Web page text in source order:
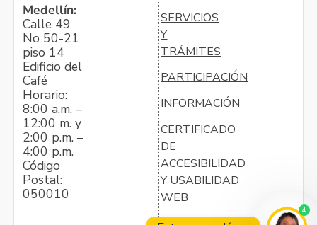
Medellín:
Calle 49
No 50-21
piso 14
Edificio del
Café
Horario:
8:00 a.m. –
12:00 m. y
2:00 p.m. –
4:00 p.m.
Código
Postal:
050010
SERVICIOS
Y
TRÁMITES
PARTICIPACIÓN
INFORMACIÓN
CERTIFICADO
DE
ACCESIBILIDAD
Y USABILIDAD
WEB
4